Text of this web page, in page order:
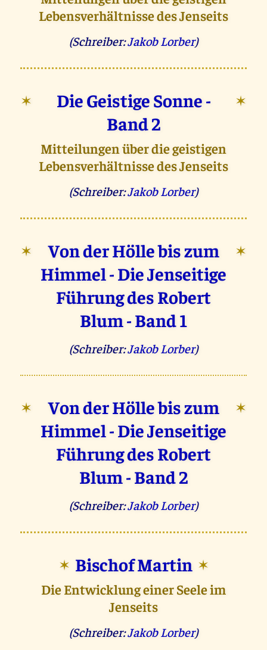
Lebensverhältnisse des Jenseits
(Schreiber:Jakob Lorber)
✶
Die Geistige Sonne -
Band 2
✶
Mitteilungen über die geistigen
Lebensverhältnisse des Jenseits
(Schreiber:Jakob Lorber)
✶
Von der Hölle bis zum
Himmel - Die Jenseitige
Führung des Robert
Blum - Band 1
✶
(Schreiber:Jakob Lorber)
✶
Von der Hölle bis zum
Himmel - Die Jenseitige
Führung des Robert
Blum - Band 2
✶
(Schreiber:Jakob Lorber)
✶ Bischof Martin ✶
Die Entwicklung einer Seele im
Jenseits
(Schreiber:Jakob Lorber)